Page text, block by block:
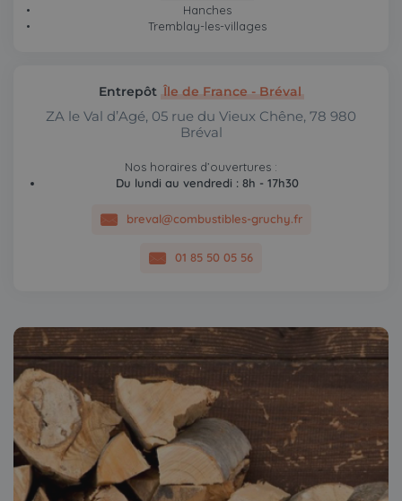
Hanches
Tremblay-les-villages
Entrepôt Île de France - Bréval
ZA le Val d’Agé, 05 rue du Vieux Chêne, 78 980
Bréval
Nos horaires d’ouvertures :
Du lundi au vendredi : 8h - 17h30
breval@combustibles-gruchy.fr
01 85 50 05 56